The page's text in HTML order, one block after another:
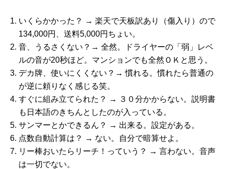
いくらかかった？ → 楽天で天板訳あり（傷入り）ので
134,000円、送料5,000円ちょい。
音、うるさくない？→ 全然。ドライヤーの「弱」レベ
ルの音が20秒ほど。マンションでも全然ＯＫと思う。
デカ牌、使いにくくない？→ 慣れる。慣れたら普通の
が逆に頼りなく感じる笑。
すぐに組み立てられた？ → ３０分かからない。説明書
も日本語のきちんとしたのが入っている。
サンマーとかできるん？ → 出来る。設定がある。
点数自動計算は？ → ない。自分で暗算せよ。
リー棒おいたらリーチ！っていう？ → 言わない。音声
は一切でない。